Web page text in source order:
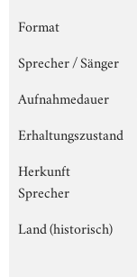
Format
Sprecher / Sänger
Aufnahmedauer
Erhaltungszustand
Herkunft
Sprecher
Land (historisch)